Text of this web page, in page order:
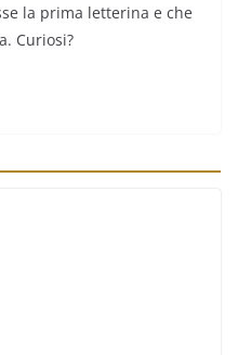
la prima letterina e che
Curiosi?